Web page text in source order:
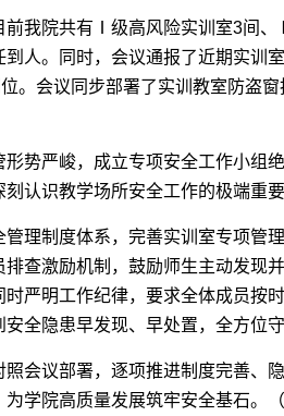
前我院共有Ⅰ级高风险实训室3间
人。同时，会议通报了近期实训
。会议同步部署了实训教室防盗
势严峻，成立专项安全工作小组
认识教学场所安全工作的极端重要
理制度体系，完善实训室专项管
查激励机制，鼓励师生主动发现
严明工作纪律，要求全体成员按
全隐患早发现、早处置，全方位
会议部署，逐项推进制度完善、
学院高质量发展筑牢安全基石。